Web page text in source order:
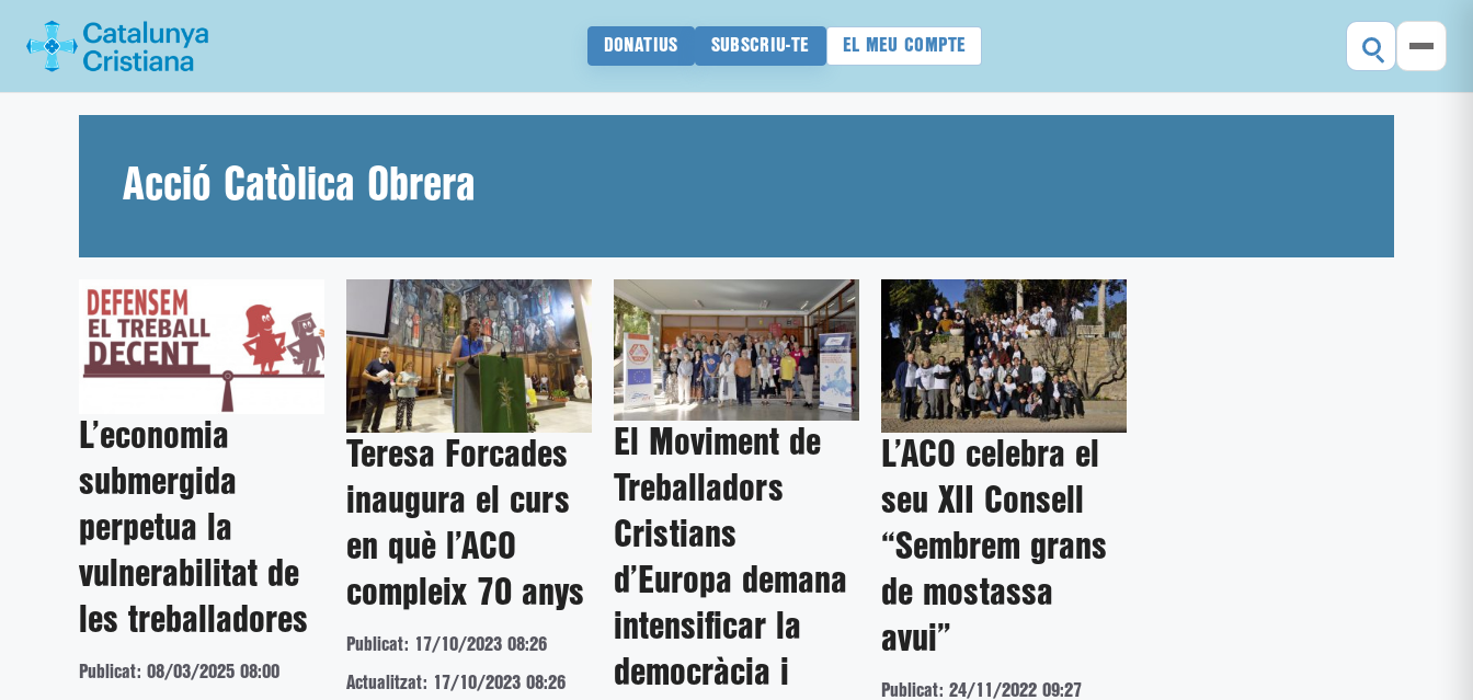
DONATIUS SUBSCRIU-TE EL MEU COMPTE
Acció Catòlica Obrera
L’economia
submergida
perpetua la
vulnerabilitat de
les treballadores
Publicat: 08/03/2025 08:00
Teresa Forcades
inaugura el curs
en què l’ACO
compleix 70 anys
Publicat: 17/10/2023 08:26
Actualitzat: 17/10/2023 08:26
El Moviment de
Treballadors
Cristians
d’Europa demana
intensificar la
democràcia i
L’ACO celebra el
seu XII Consell
“Sembrem grans
de mostassa
avui”
Publicat: 24/11/2022 09:27